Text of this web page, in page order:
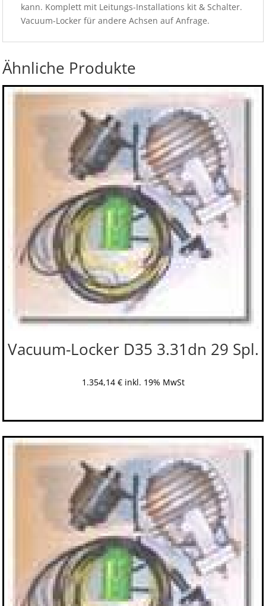
kann. Komplett mit Leitungs-Installations kit & Schalter.
Vacuum-Locker für andere Achsen auf Anfrage.
Ähnliche Produkte
Vacuum-Locker D35 3.31dn 29 Spl.
1.354,14 € inkl. 19% MwSt